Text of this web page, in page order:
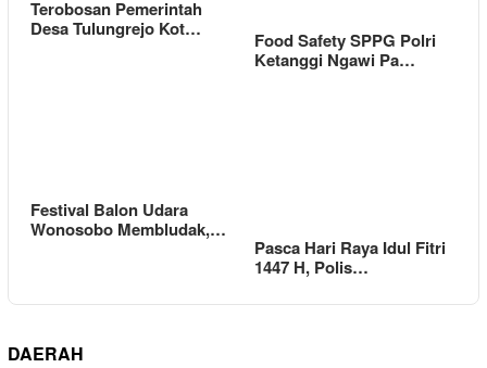
Terobosan Pemerintah
Desa Tulungrejo Kot…
Food Safety SPPG Polri
Ketanggi Ngawi Pa…
Festival Balon Udara
Wonosobo Membludak,…
Pasca Hari Raya Idul Fitri
1447 H, Polis…
DAERAH